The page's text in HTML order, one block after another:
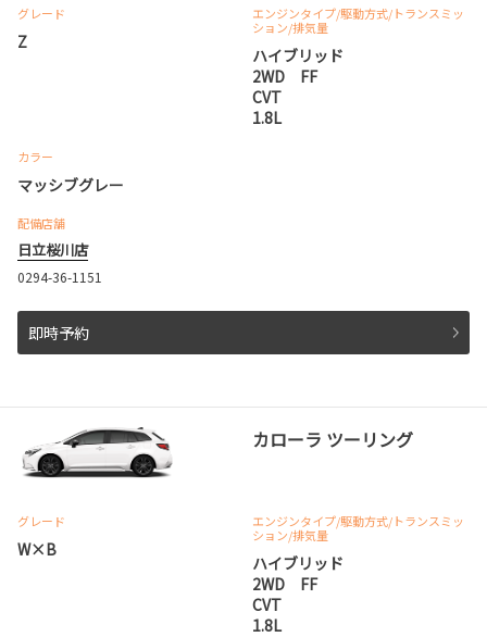
グレード
Z
エンジンタイプ/駆動方式/トランスミッ
ション/排気量
ハイブリッド
2WD FF
CVT
1.8L
カラー
マッシブグレー
配備店舗
日立桜川店
0294-36-1151
即時予約
カローラ ツーリング
グレード
W×B
エンジンタイプ/駆動方式/トランスミッ
ション/排気量
ハイブリッド
2WD FF
CVT
1.8L